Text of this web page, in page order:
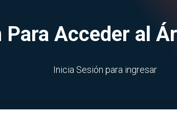
Para Acceder al
Inicia Sesión para ingresar